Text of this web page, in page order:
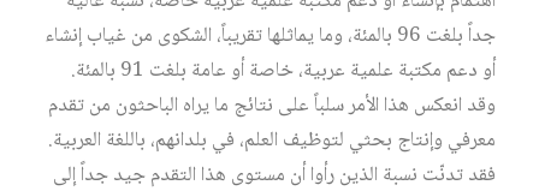
جداً بلغت 96 بالمئة، وما يماثلها تقريباً، الشكوى من غياب إنشاء
أو دعم مكتبة علمية عربية، خاصة أو عامة بلغت 91 بالمئة.
وقد انعكس هذا الأمر سلباً على نتائج ما يراه الباحثون من تقدم
معرفي وإنتاج بحثي لتوظيف العلم، في بلدانهم، باللغة العربية.
فقد تدنّت نسبة الذين رأوا أن مستوى هذا التقدم جيد جداً إلى